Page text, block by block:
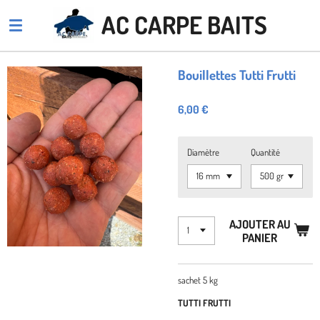
au
principal
AC CARPE BAITS
Bouillettes Tutti Frutti
6,00 €
Diamètre Quantité
AJOUTER AU
PANIER
sachet 5 kg
TUTTI FRUTTI